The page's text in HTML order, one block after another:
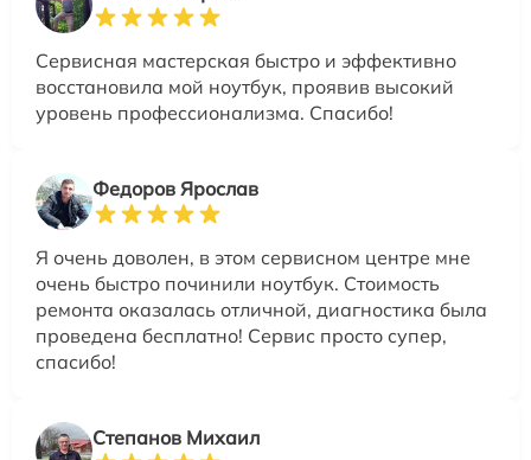
Сервисная мастерская быстро и эффективно
восстановила мой ноутбук, проявив высокий
уровень профессионализма. Спасибо!
Федоров Ярослав
Я очень доволен, в этом сервисном центре мне
очень быстро починили ноутбук. Стоимость
ремонта оказалась отличной, диагностика была
проведена бесплатно! Сервис просто супер,
спасибо!
Степанов Михаил